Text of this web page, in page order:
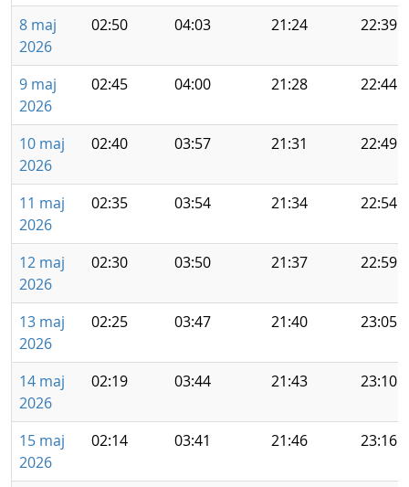
8 maj
2026
02:50 04:03 21:24 22:39
9 maj
2026
02:45 04:00 21:28 22:44
10 maj
2026
02:40 03:57 21:31 22:49
11 maj
2026
02:35 03:54 21:34 22:54
12 maj
2026
02:30 03:50 21:37 22:59
13 maj
2026
02:25 03:47 21:40 23:05
14 maj
2026
02:19 03:44 21:43 23:10
15 maj
2026
02:14 03:41 21:46 23:16